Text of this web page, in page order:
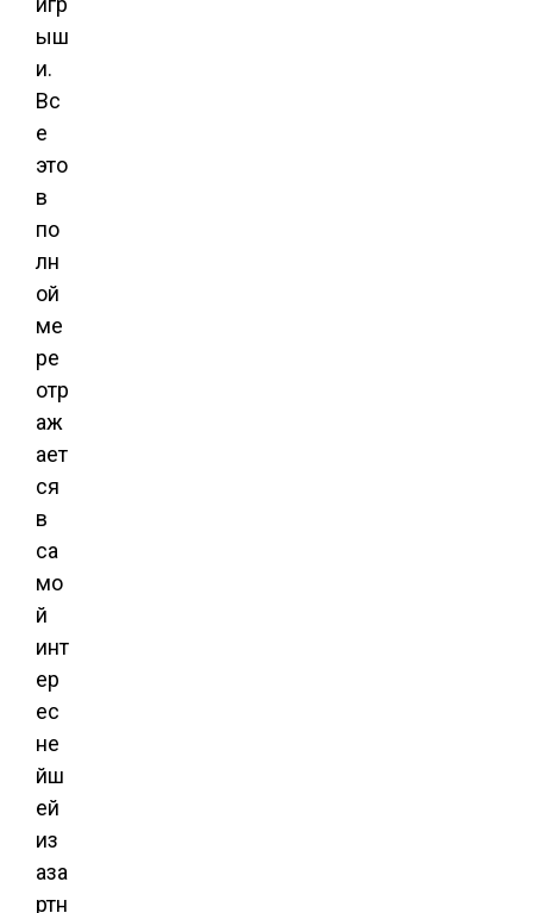
ыш
и.
Вс
е
это
в
по
лн
ой
ме
ре
отр
аж
ает
ся
в
са
мо
й
инт
ер
ес
не
йш
ей
из
аза
ртн